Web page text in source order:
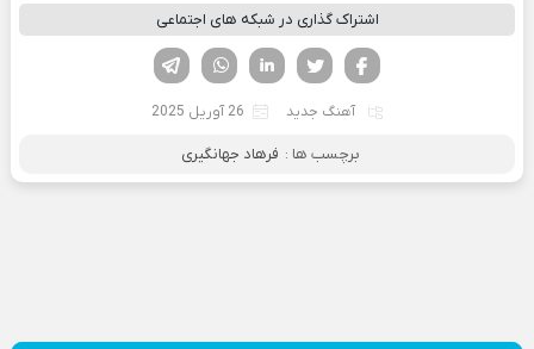
اشتراک گذاری در شبکه های اجتماعی
لینکدین تویتر
فیسوک
آهنگ جدید 26 آوریل 2025
برچسب ها : فرهاد جهانگیری